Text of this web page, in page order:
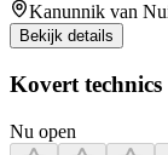
Kanunnik van
Bekijk details
Kovert technics
Nu open